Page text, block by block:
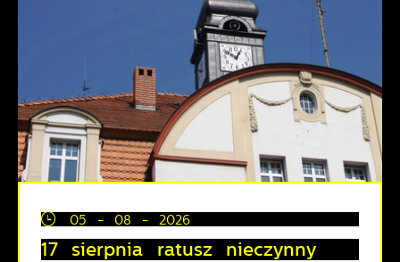
05 - 08 - 2026
17 sierpnia ratusz nieczynny